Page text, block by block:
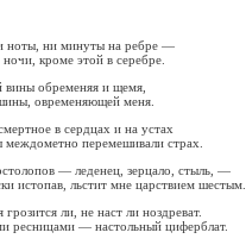
ноты, ни минуты на ребре —
кроме этой в серебре.
вины обременяя и щемя,
овременяющей меня.
в сердцах и на устах
перемешивали страх.
— леденец, зерцало, стыль, —
истопав, льстит мне царствием шестым.
ли, не наст ли ноздреват.
ресницами — настольный циферблат.